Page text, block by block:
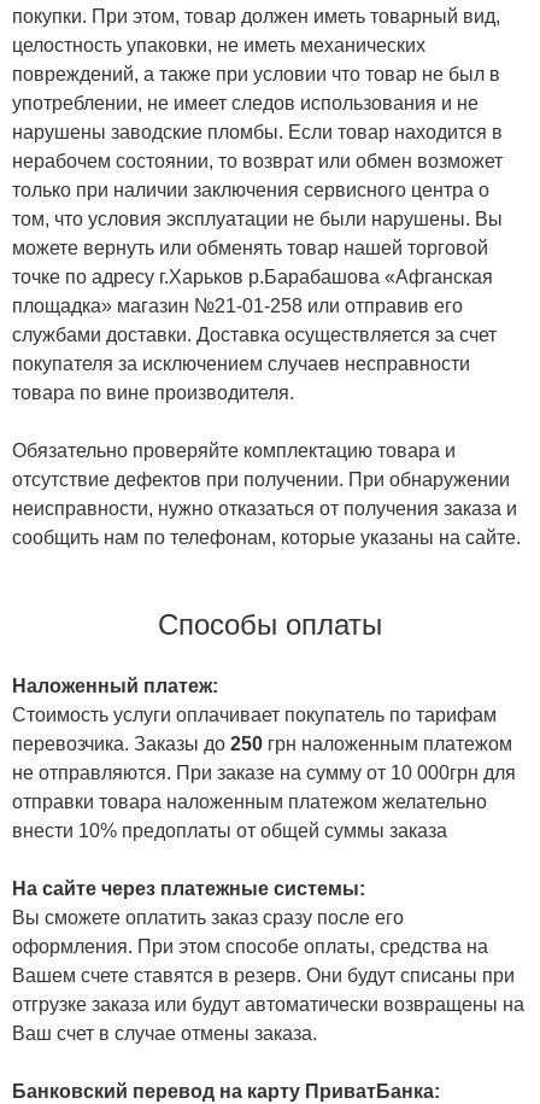
покупки. При этом, товар должен иметь товарный вид,
целостность упаковки, не иметь механических
повреждений, а также при условии что товар не был в
употреблении, не имеет следов использования и не
нарушены заводские пломбы. Если товар находится в
нерабочем состоянии, то возврат или обмен возможет
только при наличии заключения сервисного центра о
том, что условия эксплуатации не были нарушены. Вы
можете вернуть или обменять товар нашей торговой
точке по адресу г.Харьков р.Барабашова «Афганская
площадка» магазин №21-01-258 или отправив его
службами доставки. Доставка осуществляется за счет
покупателя за исключением случаев несправности
товара по вине производителя.
Обязательно проверяйте комплектацию товара и
отсутствие дефектов при получении. При обнаружении
неисправности, нужно отказаться от получения заказа и
сообщить нам по телефонам, которые указаны на сайте.
Способы оплаты
Наложенный платеж:
Стоимость услуги оплачивает покупатель по тарифам
перевозчика. Заказы до 250 грн наложенным платежом
не отправляются. При заказе на сумму от 10 000грн для
отправки товара наложенным платежом желательно
внести 10% предоплаты от общей суммы заказа
На сайте через платежные системы:
Вы сможете оплатить заказ сразу после его
оформления. При этом способе оплаты, средства на
Вашем счете ставятся в резерв. Они будут списаны при
отгрузке заказа или будут автоматически возвращены на
Ваш счет в случае отмены заказа.
Банковский перевод на карту ПриватБанка: